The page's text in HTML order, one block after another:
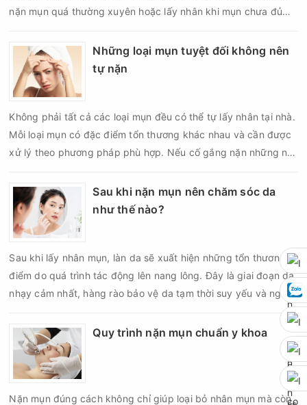
nặn mụn quá thường xuyên hoặc lấy nhân khi mụn chưa đủ
thâm sẹo. Vì vậy, bao lâu nên nặn mụn một lần là vấn đề được
nhiều người quan tâm khi xây dựng routine chăm sóc da. Tần
suất lấy nhân mụn không nên áp dụng giống nhau cho mọi
người mà cần dựa trên loại da, tình trạng mụn và khả năng
phục hồi của da.
Những loại mụn tuyệt đối không nên
tự nặn
Không phải tất cả các loại mụn đều có thể tự lấy nhân tại nhà.
Mỗi loại mụn có đặc điểm tổn thương khác nhau và cần được
xử lý theo phương pháp phù hợp. Nếu cố gắng nặn những nốt
nên nghiêm trọng hơn, làm tăng nguy cơ nhiễm trùng, để lại
thâm hoặc sẹo khó phục hồi.
Sau khi nặn mụn nên chăm sóc da
như thế nào?
Sau khi lấy nhân mụn, làn da sẽ xuất hiện những tổn thương vi
điểm do quá trình tác động lên nang lông. Đây là giai đoạn da
nhạy cảm nhất, hàng rào bảo vệ da tạm thời suy yếu và nguy
cơ viêm nhiễm, thâm sau mụn hoặc hình thành sẹo sẽ tăng lên
nếu chăm sóc không đúng cách. Chính vì vậy, việc chăm sóc
da sau nặn mụn không chỉ giúp vùng da hồi phục nhanh hơn
mà còn góp phần giảm nguy cơ tái phát mụn và hạn chế các
biến chứng về sau.
Quy trình nặn mụn chuẩn y khoa
Nặn mụn đúng cách không chỉ giúp loại bỏ nhân mụn mà còn